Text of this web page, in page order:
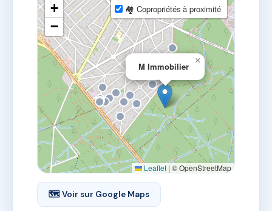
M Immobilier
×
+
−
🏘 Copropriétés à proximité
Leaflet | © OpenStreetMap
🗺 Voir sur Google Maps